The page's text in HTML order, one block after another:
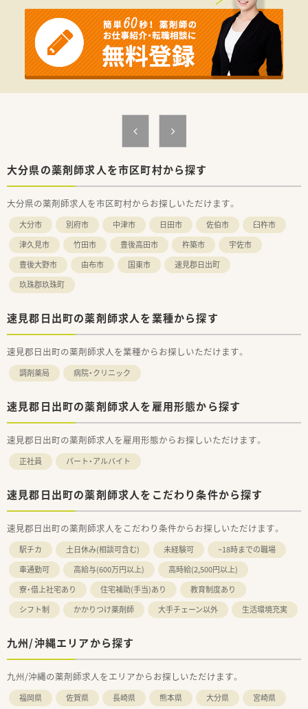
大分県の薬剤師求人を市区町村から探す
大分県の薬剤師求人を市区町村からお探しいただけます。
大分市 別府市 中津市 日田市 佐伯市
臼杵市
津久見市
竹田市 豊後高田市 杵築市
宇佐市
豊後大野市
由布市 国東市
速見郡日出町
玖珠郡玖珠町
速見郡日出町の薬剤師求人を業種から探す
速見郡日出町の薬剤師求人を業種からお探しいただけます。
調剤薬局 病院・クリニック
速見郡日出町の薬剤師求人を雇用形態から探す
速見郡日出町の薬剤師求人を雇用形態からお探しいただけます。
正社員 パート・アルバイト
速見郡日出町の薬剤師求人をこだわり条件から探す
速見郡日出町の薬剤師求人をこだわり条件からお探しいただけます。
駅チカ 土日休み(相談可含む) 未経験可
~18時までの職場
車通勤可
高給与(600万円以上)
高時給(2,500円以上)
寮・借上社宅あり
住宅補助(手当)あり
教育制度あり
シフト制
かかりつけ薬剤師 大手チェーン以外 生活環境充実
九州/沖縄エリアから探す
九州/沖縄の薬剤師求人をエリアからお探しいただけます。
福岡県 佐賀県 長崎県 熊本県 大分県
宮崎県